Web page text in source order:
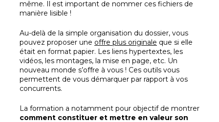
même. Il est important de nommer ces fichiers de
manière lisible !
Au-delà de la simple organisation du dossier, vous
pouvez proposer une offre plus originale que si elle
était en format papier. Les liens hypertextes, les
vidéos, les montages, la mise en page, etc. Un
nouveau monde s’offre à vous ! Ces outils vous
permettent de vous démarquer par rapport à vos
concurrents.
La formation a notamment pour objectif de montrer
comment constituer et mettre en valeur son